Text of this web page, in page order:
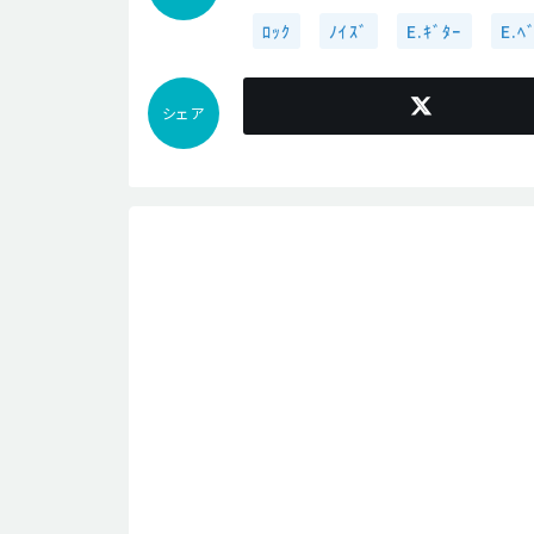
ﾛｯｸ ﾉｲｽﾞ E.ｷﾞﾀｰ E.ﾍ
シェア